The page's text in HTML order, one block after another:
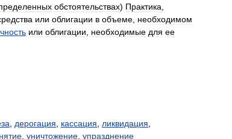
обстоятельствах) Практика
или облигации в объеме необходимом
или облигации необходимые для ее
дерогация кассация ликвидация
уничтожение упразднение